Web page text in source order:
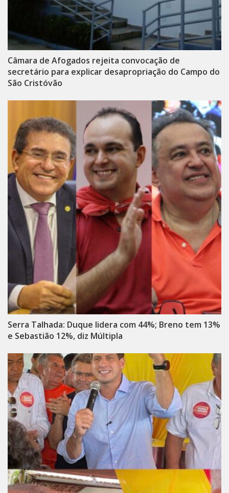
Câmara de Afogados rejeita convocação de
secretário para explicar desapropriação do Campo do
São Cristóvão
Serra Talhada: Duque lidera com 44%; Breno tem 13%
e Sebastião 12%, diz Múltipla